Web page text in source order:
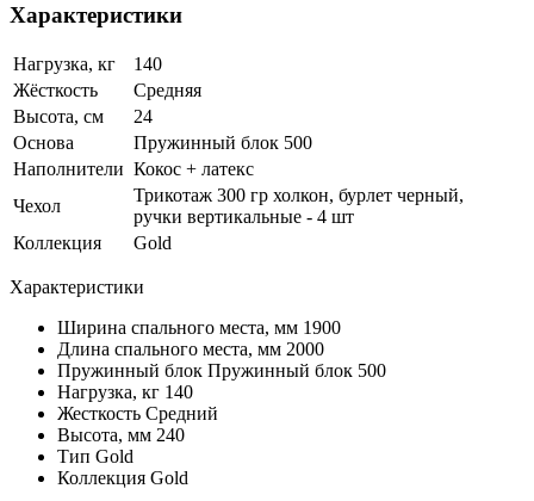
Характеристики
Нагрузка, кг
140
Жёсткость
Средняя
Высота, см
24
Основа
Пружинный блок 500
Наполнители Кокос + латекс
Чехол
Трикотаж 300 гр холкон, бурлет черный,
ручки вертикальные - 4 шт
Коллекция
Gold
Характеристики
Ширина спального места, мм 1900
Длина спального места, мм 2000
Пружинный блок Пружинный блок 500
Нагрузка, кг 140
Жесткость Средний
Высота, мм 240
Тип Gold
Коллекция Gold